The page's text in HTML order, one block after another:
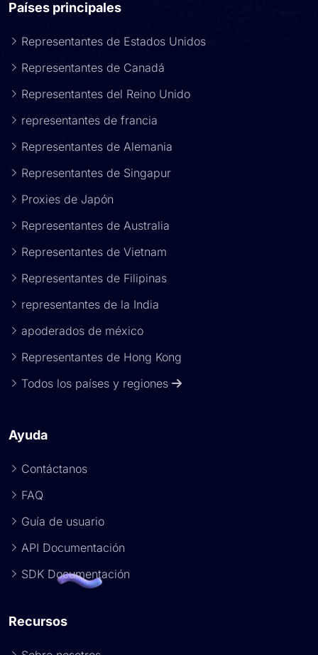
Países principales
Representantes de Estados Unidos
Representantes de Canadá
Representantes del Reino Unido
representantes de francia
Representantes de Alemania
Representantes de Singapur
Proxies de Japón
Representantes de Australia
Representantes de Vietnam
Representantes de Filipinas
representantes de la India
apoderados de méxico
Representantes de Hong Kong
Todos los países y regiones
Ayuda
Contáctanos
FAQ
Guía de usuario
API Documentación
SDK Documentación
Recursos